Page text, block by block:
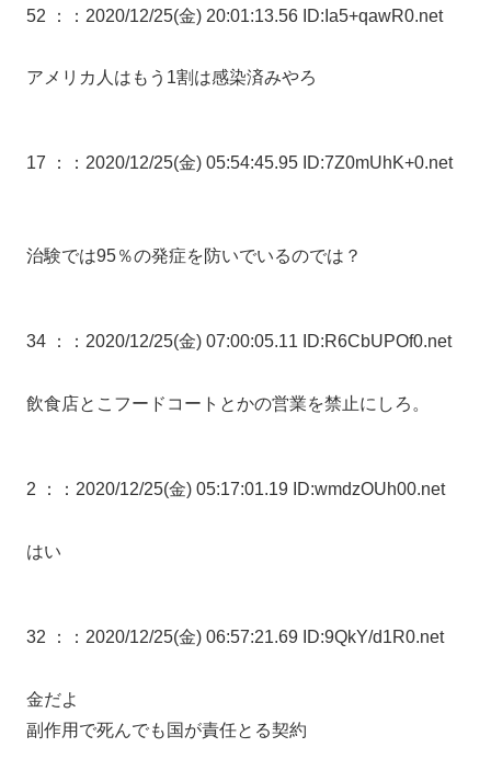
52 ： ：2020/12/25(金) 20:01:13.56 ID:Ia5+qawR0.net
アメリカ人はもう1割は感染済みやろ
17 ： ：2020/12/25(金) 05:54:45.95 ID:7Z0mUhK+0.net
治験では95％の発症を防いでいるのでは？
34 ： ：2020/12/25(金) 07:00:05.11 ID:R6CbUPOf0.net
飲食店とこフードコートとかの営業を禁止にしろ。
2 ： ：2020/12/25(金) 05:17:01.19 ID:wmdzOUh00.net
はい
32 ： ：2020/12/25(金) 06:57:21.69 ID:9QkY/d1R0.net
金だよ
副作用で死んでも国が責任とる契約